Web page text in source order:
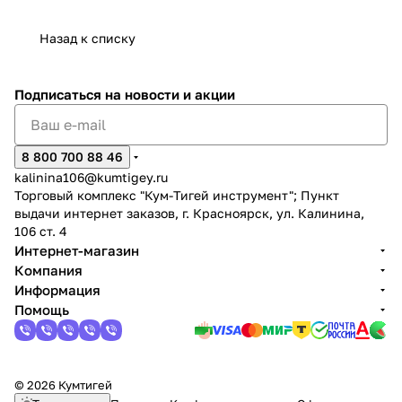
Назад к списку
Подписаться на новости и акции
8 800 700 88 46
kalinina106@kumtigey.ru
Торговый комплекс "Кум-Тигей инструмент"; Пункт
выдачи интернет заказов, г. Красноярск, ул. Калинина,
106 ст. 4
Интернет-магазин
Компания
Информация
Помощь
© 2026 Кумтигей